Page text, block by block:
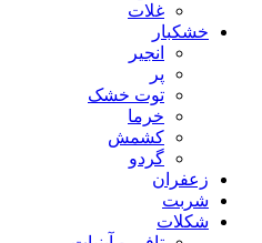
غلات
خشکبار
انجیر
پر
توت خشک
خرما
کشمش
گردو
زعفران
شربت
شکلات